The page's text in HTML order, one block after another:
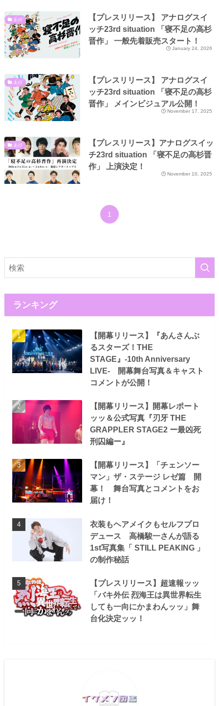
あ行
【プレスリリース】 アナログスイ
ッチ23rd situation 「寝不足の高杉
晋作」 一般先着販売スタート！
January 24, 2026
あ行
【プレスリリース】 アナログスイ
ッチ23rd situation 「寝不足の高杉
晋作」 メインビジュアル公開！
November 17, 2025
あ行
【プレスリリース】アナログスイッ
チ23rd situation 「寝不足の高杉晋
作」 上演決定！
November 10, 2025
1
ランキング
【開幕リリース】『あんさんぶ
るスターズ！THE
STAGE』-10th Anniversary
LIVE- 開幕舞台写真＆キャスト
コメントが公開！
【開幕リリース】開幕レポート
ッッ＆公式写真『刃牙 THE
GRAPPLER STAGE2 ー最凶死
刑囚編ー』
【開幕リリース】「チェンソー
マン」ザ・ステージ レゼ篇 開
幕！ 舞台写真とコメントをお
届け！
衣装もヘアメイクもセルフプロ
デュース 高橋駿一さんが語る
1st写真集「 STILL PEAKING 」
の制作秘話
【プレスリリース】超速報ッッ
「バキ外伝 烈海王は異世界転生
しても一向にかまわんッッ」舞
台化決定ッッ！